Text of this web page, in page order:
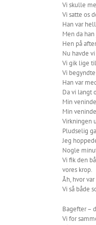
Vi skulle
Vi satte os
Han var
Men da
Hen på
Nu havde
Vi gik lige
Vi
Han var
Da vi langt
Min
Min
Virkningen
Pludselig
Jeg
Nogle
Vi fik den
vores krop.
Åh, hvor
Vi så både
Bagefter –
Vi for